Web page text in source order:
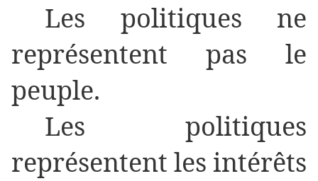
Les politiques ne
représentent pas le
peuple.
Les politiques
représentent les intérêts